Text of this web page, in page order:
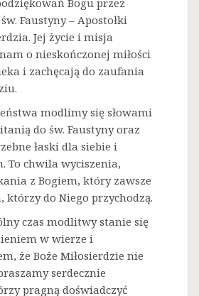
Faustyny – Apostołki
Jej życie i misja
o nieskończonej miłości
i zachęcają do zaufania
modlimy się słowami
do św. Faustyny oraz
łaski dla siebie i
To chwila wyciszenia,
z Bogiem, który zawsze
którzy do Niego przychodzą.
czas modlitwy stanie się
w wierze i
że Boże Miłosierdzie nie
serdecznie
pragną doświadczyć